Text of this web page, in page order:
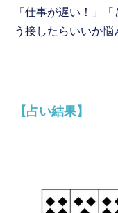
「仕事が遅い！」
う接したらいいか悩
【占い結果】